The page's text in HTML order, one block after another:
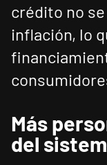
crédito no
inflación, lo
Más
del